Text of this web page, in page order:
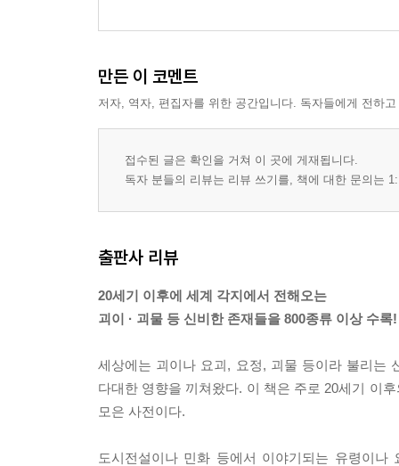
만든 이 코멘트
저자, 역자, 편집자를 위한 공간입니다. 독자들에게 전하
접수된 글은 확인을 거쳐 이 곳에 게재됩니다.
독자 분들의 리뷰는 리뷰 쓰기를, 책에 대한 문의는
출판사 리뷰
20세기 이후에 세계 각지에서 전해오는
괴이 · 괴물 등 신비한 존재들을 800종류 이상 수록!
세상에는 괴이나 요괴, 요정, 괴물 등이라 불리는
다대한 영향을 끼쳐왔다. 이 책은 주로 20세기 이
모은 사전이다.
도시전설이나 민화 등에서 이야기되는 유령이나